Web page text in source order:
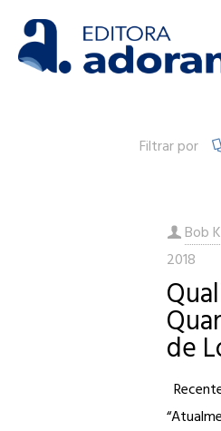
Filtrar por
Bob
2018
de